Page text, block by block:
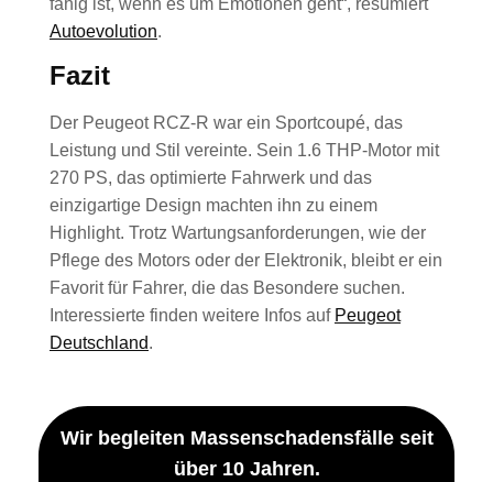
fähig ist, wenn es um Emotionen geht“, resümiert
Autoevolution.
Fazit
Der Peugeot RCZ-R war ein Sportcoupé, das
Leistung und Stil vereinte. Sein 1.6 THP-Motor mit
270 PS, das optimierte Fahrwerk und das
einzigartige Design machten ihn zu einem
Highlight. Trotz Wartungsanforderungen, wie der
Pflege des Motors oder der Elektronik, bleibt er ein
Favorit für Fahrer, die das Besondere suchen.
Interessierte finden weitere Infos auf Peugeot
Deutschland.
Wir begleiten Massenschadensfälle seit
über 10 Jahren.